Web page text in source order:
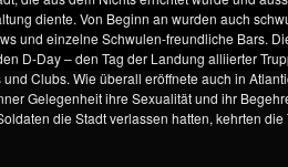
diente. Von Beginn an wurden auch
und einzelne Schwulen-freundliche Bars.
D-Day – den Tag der Landung alliierter
Clubs. Wie überall eröffnete auch in
Gelegenheit ihre Sexualität und ihr
die Stadt verlassen hatten, kehrten